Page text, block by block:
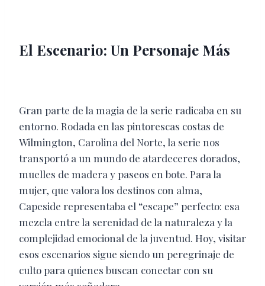
El Escenario: Un Personaje Más
Gran parte de la magia de la serie radicaba en su
entorno. Rodada en las pintorescas costas de
Wilmington, Carolina del Norte, la serie nos
transportó a un mundo de atardeceres dorados,
muelles de madera y paseos en bote. Para la
mujer, que valora los destinos con alma,
Capeside representaba el “escape” perfecto: esa
mezcla entre la serenidad de la naturaleza y la
complejidad emocional de la juventud. Hoy, visitar
esos escenarios sigue siendo un peregrinaje de
culto para quienes buscan conectar con su